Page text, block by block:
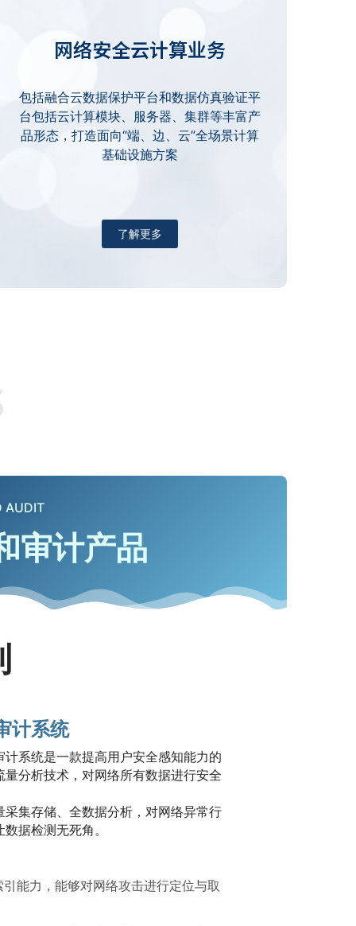
网络安全云计算业务
包括融合云数据保护平台和数据仿真验证平
台包括云计算模块、服务器、集群等丰富产
品形态，打造面向“端、边、云”全场景计算
基础设施方案
了解更多
AUDIT
审计产品
计系统
系统是一款提高用户安全感知能力的
分析技术，对网络所有数据进行安全
集存储、全数据分析，对网络异常行
据检测无死角。
能力，能够对网络攻击进行定位与取